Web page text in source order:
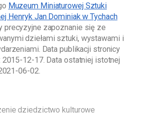
Muzeum Miniaturowej Sztuki
Henryk Jan Dominiak w Tychach
precyzyjne zapoznanie się ze
dziełami sztuki, wystawami i
Data publikacji stronicy
2015-12-17. Data ostatniej istotnej
06-02
dziedzictwo kulturowe